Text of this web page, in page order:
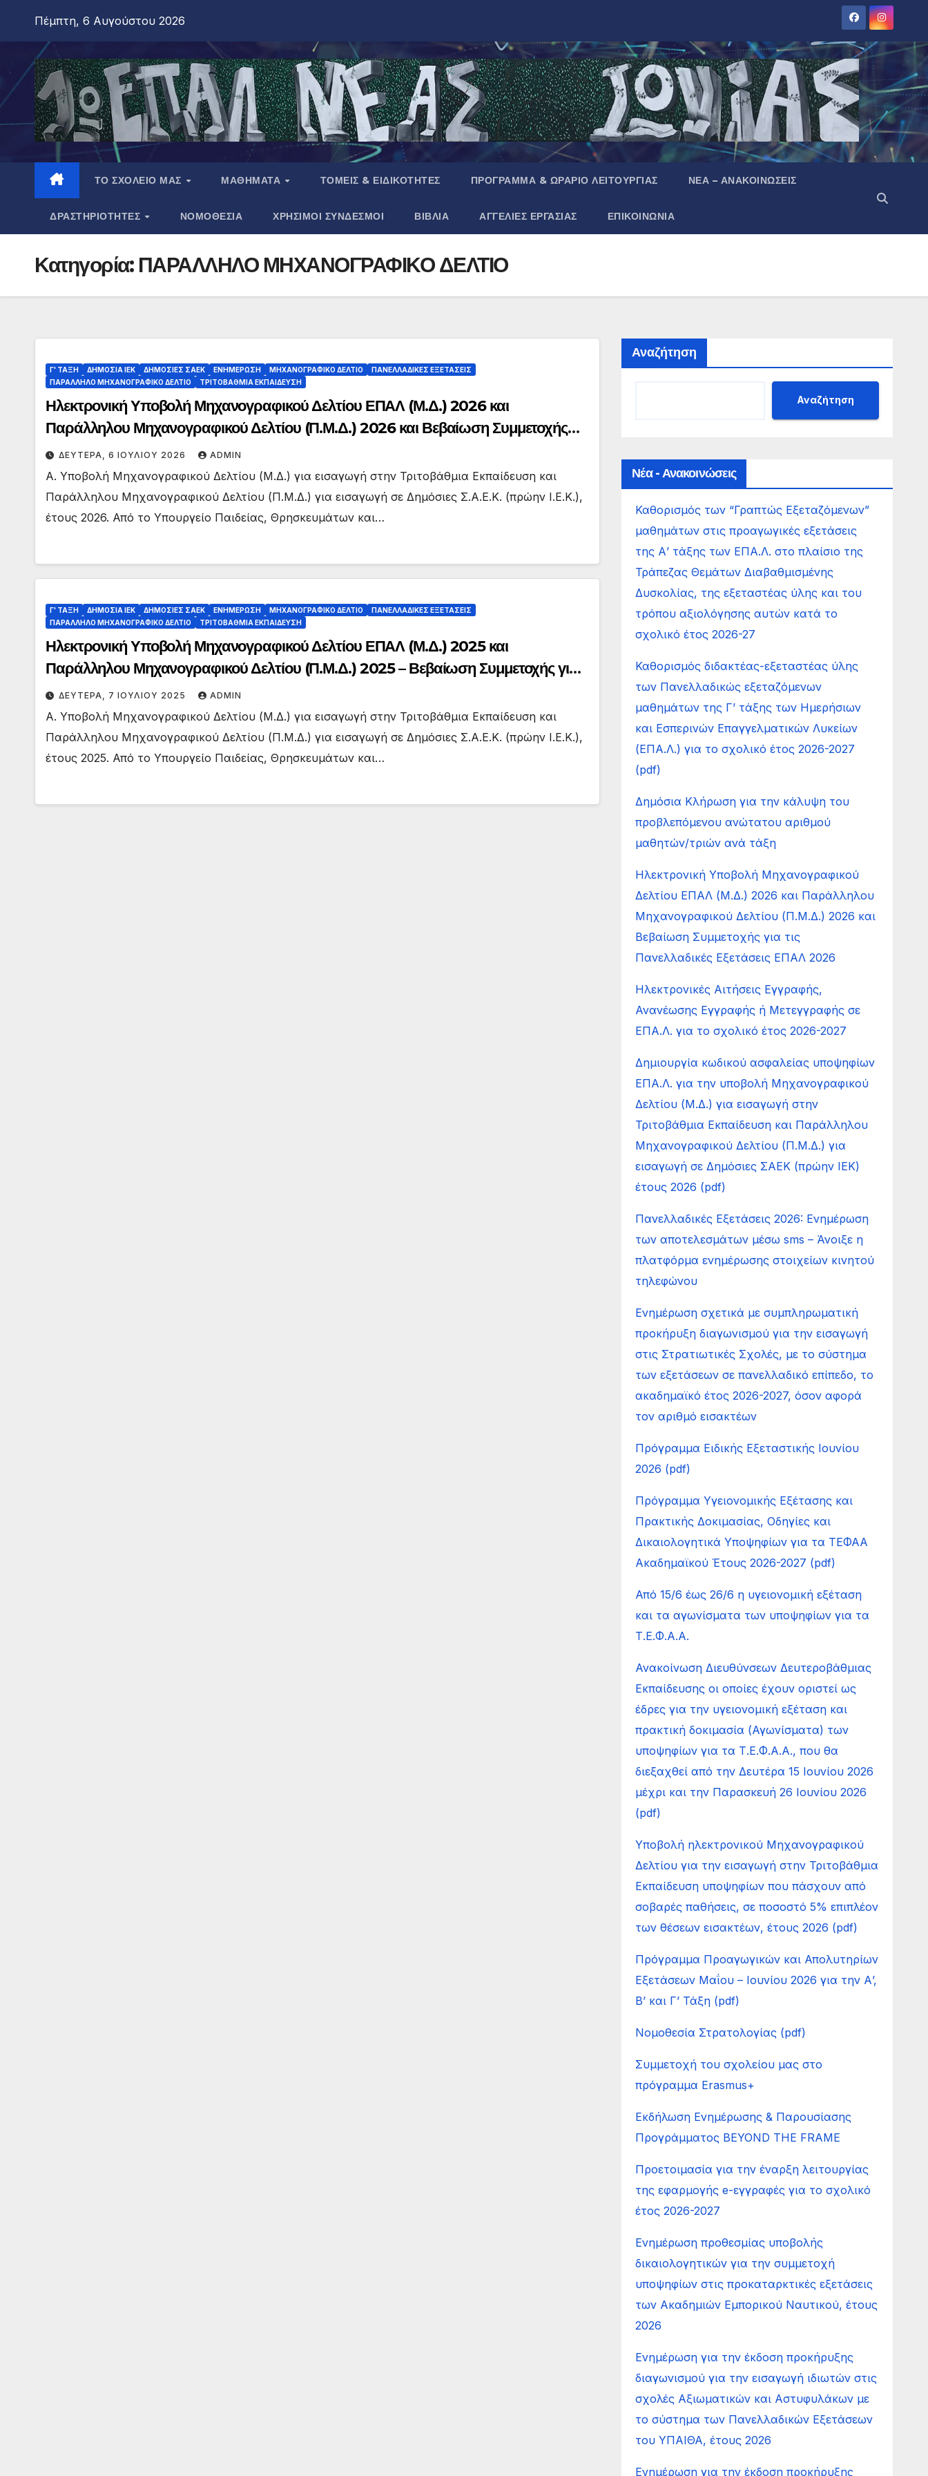
Πέμπτη, 6 Αυγούστου 2026
ΤΟ ΣΧΟΛΕΙΟ ΜΑΣ ΜΑΘΗΜΑΤΑ ΤΟΜΕΙΣ & ΕΙΔΙΚΟΤΗΤΕΣ ΠΡΟΓΡΑΜΜΑ & ΩΡΑΡΙΟ ΛΕΙΤΟΥΡΓΙΑΣ ΝΕΑ – ΑΝΑΚΟΙΝΩΣΕΙΣ
ΔΡΑΣΤΗΡΙΟΤΗΤΕΣ ΝΟΜΟΘΕΣΙΑ ΧΡΗΣΙΜΟΙ ΣΥΝΔΕΣΜΟΙ ΒΙΒΛΙΑ ΑΓΓΕΛΙΕΣ ΕΡΓΑΣΙΑΣ ΕΠΙΚΟΙΝΩΝΙΑ
Κατηγορία: ΠΑΡΑΛΛΗΛΟ ΜΗΧΑΝΟΓΡΑΦΙΚΟ ΔΕΛΤΙΟ
Γ' ΤΑΞΗ ΔΗΜΟΣΙΑ ΙΕΚ ΔΗΜΟΣΙΕΣ ΣΑΕΚ ΕΝΗΜΕΡΩΣΗ ΜΗΧΑΝΟΓΡΑΦΙΚΟ ΔΕΛΤΙΟ
ΠΑΝΕΛΛΑΔΙΚΕΣ ΕΞΕΤΑΣΕΙΣ
ΠΑΡΑΛΛΗΛΟ ΜΗΧΑΝΟΓΡΑΦΙΚΟ ΔΕΛΤΙΟ
ΤΡΙΤΟΒΑΘΜΙΑ ΕΚΠΑΙΔΕΥΣΗ
Ηλεκτρονική Υποβολή Μηχανογραφικού Δελτίου ΕΠΑΛ (Μ.Δ.) 2026 και
Παράλληλου Μηχανογραφικού Δελτίου (Π.Μ.Δ.) 2026 και Βεβαίωση Συμμετοχής
για τις Πανελλαδικές Εξετάσεις ΕΠΑΛ 2026
ΔΕΥΤΈΡΑ, 6 ΙΟΥΛΊΟΥ 2026 ADMIN
Α. Υποβολή Μηχανογραφικού Δελτίου (Μ.Δ.) για εισαγωγή στην Τριτοβάθμια Εκπαίδευση και
Παράλληλου Μηχανογραφικού Δελτίου (Π.Μ.Δ.) για εισαγωγή σε Δημόσιες Σ.Α.Ε.Κ. (πρώην Ι.Ε.Κ.),
έτους 2026. Από το Υπουργείο Παιδείας, Θρησκευμάτων και…
Γ' ΤΑΞΗ ΔΗΜΟΣΙΑ ΙΕΚ ΔΗΜΟΣΙΕΣ ΣΑΕΚ ΕΝΗΜΕΡΩΣΗ ΜΗΧΑΝΟΓΡΑΦΙΚΟ ΔΕΛΤΙΟ
ΠΑΝΕΛΛΑΔΙΚΕΣ ΕΞΕΤΑΣΕΙΣ
ΠΑΡΑΛΛΗΛΟ ΜΗΧΑΝΟΓΡΑΦΙΚΟ ΔΕΛΤΙΟ
ΤΡΙΤΟΒΑΘΜΙΑ ΕΚΠΑΙΔΕΥΣΗ
Ηλεκτρονική Υποβολή Μηχανογραφικού Δελτίου ΕΠΑΛ (Μ.Δ.) 2025 και
Παράλληλου Μηχανογραφικού Δελτίου (Π.Μ.Δ.) 2025 – Βεβαίωση Συμμετοχής για
τις Πανελλαδικές Εξετάσεις ΕΠΑΛ 2025
ΔΕΥΤΈΡΑ, 7 ΙΟΥΛΊΟΥ 2025 ADMIN
Α. Υποβολή Μηχανογραφικού Δελτίου (Μ.Δ.) για εισαγωγή στην Τριτοβάθμια Εκπαίδευση και
Παράλληλου Μηχανογραφικού Δελτίου (Π.Μ.Δ.) για εισαγωγή σε Δημόσιες Σ.Α.Ε.Κ. (πρώην Ι.Ε.Κ.),
έτους 2025. Από το Υπουργείο Παιδείας, Θρησκευμάτων και…
Αναζήτηση
Αναζήτηση
Νέα - Ανακοινώσεις
Καθορισμός των “Γραπτώς Εξεταζόμενων”
μαθημάτων στις προαγωγικές εξετάσεις
της Α’ τάξης των ΕΠΑ.Λ. στο πλαίσιο της
Τράπεζας Θεμάτων Διαβαθμισμένης
Δυσκολίας, της εξεταστέας ύλης και του
τρόπου αξιολόγησης αυτών κατά το
σχολικό έτος 2026-27
Καθορισμός διδακτέας-εξεταστέας ύλης
των Πανελλαδικώς εξεταζόμενων
μαθημάτων της Γ’ τάξης των Ημερήσιων
και Εσπερινών Επαγγελματικών Λυκείων
(ΕΠΑ.Λ.) για το σχολικό έτος 2026-2027
(pdf)
Δημόσια Κλήρωση για την κάλυψη του
προβλεπόμενου ανώτατου αριθμού
μαθητών/τριών ανά τάξη
Ηλεκτρονική Υποβολή Μηχανογραφικού
Δελτίου ΕΠΑΛ (Μ.Δ.) 2026 και Παράλληλου
Μηχανογραφικού Δελτίου (Π.Μ.Δ.) 2026 και
Βεβαίωση Συμμετοχής για τις
Πανελλαδικές Εξετάσεις ΕΠΑΛ 2026
Ηλεκτρονικές Αιτήσεις Εγγραφής,
Ανανέωσης Εγγραφής ή Μετεγγραφής σε
ΕΠΑ.Λ. για το σχολικό έτος 2026-2027
Δημιουργία κωδικού ασφαλείας υποψηφίων
ΕΠΑ.Λ. για την υποβολή Μηχανογραφικού
Δελτίου (Μ.Δ.) για εισαγωγή στην
Τριτοβάθμια Εκπαίδευση και Παράλληλου
Μηχανογραφικού Δελτίου (Π.Μ.Δ.) για
εισαγωγή σε Δημόσιες ΣΑΕΚ (πρώην ΙΕΚ)
έτους 2026 (pdf)
Πανελλαδικές Εξετάσεις 2026: Ενημέρωση
των αποτελεσμάτων μέσω sms – Άνοιξε η
πλατφόρμα ενημέρωσης στοιχείων κινητού
τηλεφώνου
Ενημέρωση σχετικά με συμπληρωματική
προκήρυξη διαγωνισμού για την εισαγωγή
στις Στρατιωτικές Σχολές, με το σύστημα
των εξετάσεων σε πανελλαδικό επίπεδο, το
ακαδημαϊκό έτος 2026-2027, όσον αφορά
τον αριθμό εισακτέων
Πρόγραμμα Ειδικής Εξεταστικής Ιουνίου
2026 (pdf)
Πρόγραμμα Υγειονομικής Εξέτασης και
Πρακτικής Δοκιμασίας, Οδηγίες και
Δικαιολογητικά Υποψηφίων για τα ΤΕΦΑΑ
Ακαδημαϊκού Έτους 2026-2027 (pdf)
Από 15/6 έως 26/6 η υγειονομική εξέταση
και τα αγωνίσματα των υποψηφίων για τα
Τ.Ε.Φ.Α.Α.
Ανακοίνωση Διευθύνσεων Δευτεροβάθμιας
Εκπαίδευσης οι οποίες έχουν οριστεί ως
έδρες για την υγειονομική εξέταση και
πρακτική δοκιμασία (Αγωνίσματα) των
υποψηφίων για τα Τ.Ε.Φ.Α.Α., που θα
διεξαχθεί από την Δευτέρα 15 Ιουνίου 2026
μέχρι και την Παρασκευή 26 Ιουνίου 2026
(pdf)
Υποβολή ηλεκτρονικού Μηχανογραφικού
Δελτίου για την εισαγωγή στην Τριτοβάθμια
Εκπαίδευση υποψηφίων που πάσχουν από
σοβαρές παθήσεις, σε ποσοστό 5% επιπλέον
των θέσεων εισακτέων, έτους 2026 (pdf)
Πρόγραμμα Προαγωγικών και Απολυτηρίων
Εξετάσεων Μαΐου – Ιουνίου 2026 για την Α’,
Β’ και Γ’ Τάξη (pdf)
Νομοθεσία Στρατολογίας (pdf)
Συμμετοχή του σχολείου μας στο
πρόγραμμα Erasmus+
Εκδήλωση Ενημέρωσης & Παρουσίασης
Προγράμματος BEYOND THE FRAME
Προετοιμασία για την έναρξη λειτουργίας
της εφαρμογής e-εγγραφές για το σχολικό
έτος 2026-2027
Ενημέρωση προθεσμίας υποβολής
δικαιολογητικών για την συμμετοχή
υποψηφίων στις προκαταρκτικές εξετάσεις
των Ακαδημιών Εμπορικού Ναυτικού, έτους
2026
Ενημέρωση για την έκδοση προκήρυξης
διαγωνισμού για την εισαγωγή ιδιωτών στις
σχολές Αξιωματικών και Αστυφυλάκων με
το σύστημα των Πανελλαδικών Εξετάσεων
του ΥΠΑΙΘΑ, έτους 2026
Ενημέρωση για την έκδοση προκήρυξης